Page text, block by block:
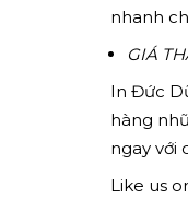
nhanh
GIÁ
In Đức
hàng
ngay với
Like us